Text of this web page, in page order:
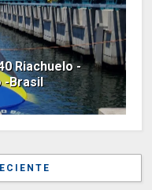
Riachuelo -
-Brasil